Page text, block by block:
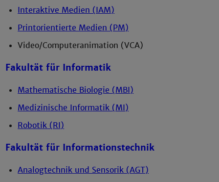
Interaktive Medien (IAM)
Printorientierte Medien (PM)
Video/Computeranimation (VCA)
Fakultät für Informatik
Mathematische Biologie (MBI)
Medizinische Informatik (MI)
Robotik (RI)
Fakultät für Informationstechnik
Analogtechnik und Sensorik (AGT)